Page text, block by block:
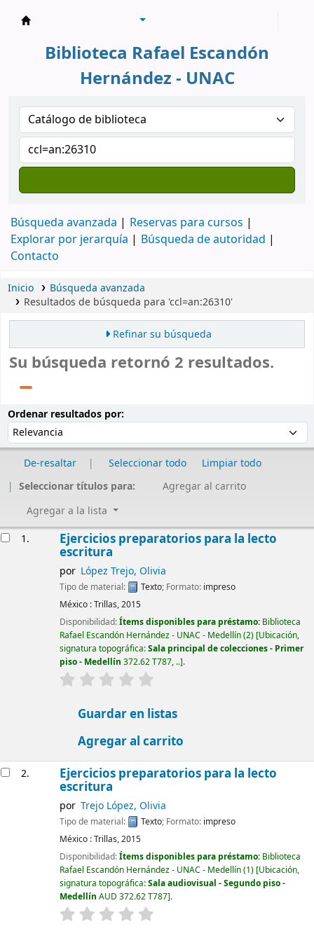
Biblioteca Rafael Escandón
Hernández - UNAC
Búsqueda avanzada
Reservas para cursos
Explorar por jerarquía
Búsqueda de autoridad
Contacto
Inicio
Búsqueda avanzada
Resultados de búsqueda para 'ccl=an:26310'
Refinar su búsqueda
Su búsqueda retornó 2 resultados.
Ordenar resultados por:
De-resaltar Seleccionar todo
Limpiar todo
Seleccionar títulos para:
Agregar al carrito
Agregar a la lista
1. Ejercicios preparatorios para la lecto
escritura
por López Trejo, Olivia
Tipo de material: Texto; Formato: impreso
México :Trillas,2015
Disponibilidad:Ítems disponibles para préstamo: Biblioteca
Rafael Escandón Hernández - UNAC - Medellín(2) Ubicación,
signatura topográfica:Sala principal de colecciones - Primer
piso - Medellín 372.62 T787, .. .
valoración
Guardar en listas
Agregar al carrito
2. Ejercicios preparatorios para la lecto
escritura
por Trejo López, Olivia
Tipo de material: Texto; Formato: impreso
México :Trillas,2015
Disponibilidad:Ítems disponibles para préstamo: Biblioteca
Rafael Escandón Hernández - UNAC - Medellín(1) Ubicación,
signatura topográfica:Sala audiovisual - Segundo piso -
Medellín AUD 372.62 T787 .
valoración